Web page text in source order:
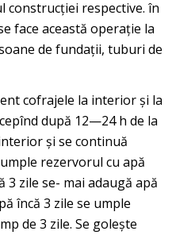
construcţiei respective. în
face această operaţie la
de fundaţii, tuburi de
cofrajele la interior şi la
după 12—24 h de la
şi se continuă
rezervorul cu apă
3 zile se- mai adaugă apă
încă 3 zile se um­ple
de 3 zile. Se goleşte